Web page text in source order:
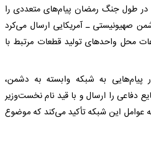
در طول جنگ رمضان پیام‌های متعددی را
صهیونیستی ـ آمریکایی ارسال می‌کرد
محل واحدهای تولید قطعات مرتبط با
پیام‌هایی به شبکه وابسته به دشمن،
دفاعی را ارسال و با قید نام نخست‌وزیر
عوامل این شبکه تأکید می‌کند که موضوع